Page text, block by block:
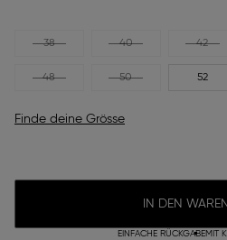
38 40 42
48 50 52
Finde deine Grösse
IN DEN
EINFACHE RÜCKGABEMIT